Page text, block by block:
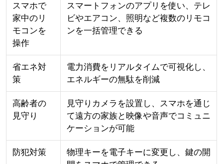
スマホで
家中のリ
モコンを
操作
スマートフォンのアプリを使い、テレ
ビやエアコン、照明など複数のリモコ
ンを一括管理できる
省エネ対
策
電力消費をリアルタイムで可視化し、
エネルギーの無駄を削減
高齢者の
見守り
見守りカメラを設置し、スマホを通じ
て遠方の家族と映像や音声でコミュニ
ケーションが可能
防犯対策
物理キーを電子キーに変更し、鍵の開